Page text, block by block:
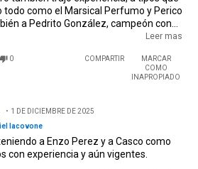
todo como el Marsical Perfumo y Perico
a Pedrito González, campeón con
pasa que el Angel de River tenía un
Leer mas
0 COMPARTIR
MARCAR
COMO
INAPROPIADO
1 DE DICIEMBRE DE 2025
Iacovone
a Enzo Perez y a Casco como
con experiencia y aún vigentes.